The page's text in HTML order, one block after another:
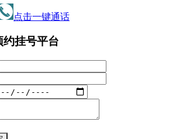
点击一键通话
约挂号平台